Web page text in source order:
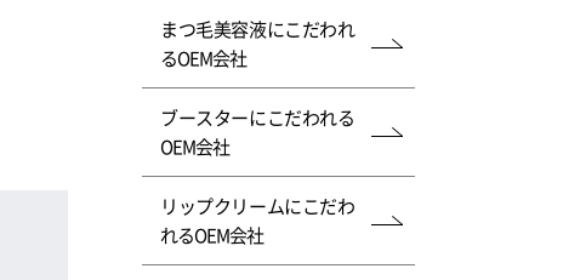
まつ毛美容液にこだわれ
るOEM会社
ブースターにこだわれる
OEM会社
リップクリームにこだわ
れるOEM会社